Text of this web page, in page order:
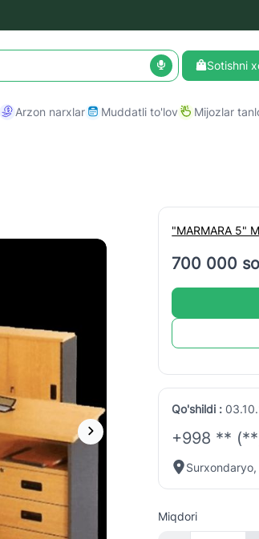
Sotishni
Arzon narxlar Muddatli to'lov Mijozlar
"MARMARA 5"
700 000
Qo'shildi :
+998 **
Surxondaryo,
Miqdori